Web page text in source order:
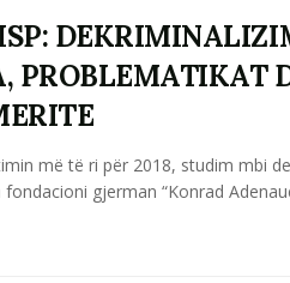
PROBLEMATIKAT
më të ri për 2018, studim mbi
gjerman “Konrad